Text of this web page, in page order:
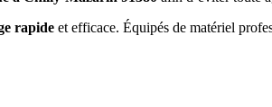
rapide et efficace. Équipés de matériel